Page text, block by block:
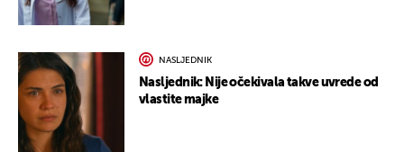
NASLJEDNIK
Nasljednik: Nije očekivala takve uvrede od
vlastite majke